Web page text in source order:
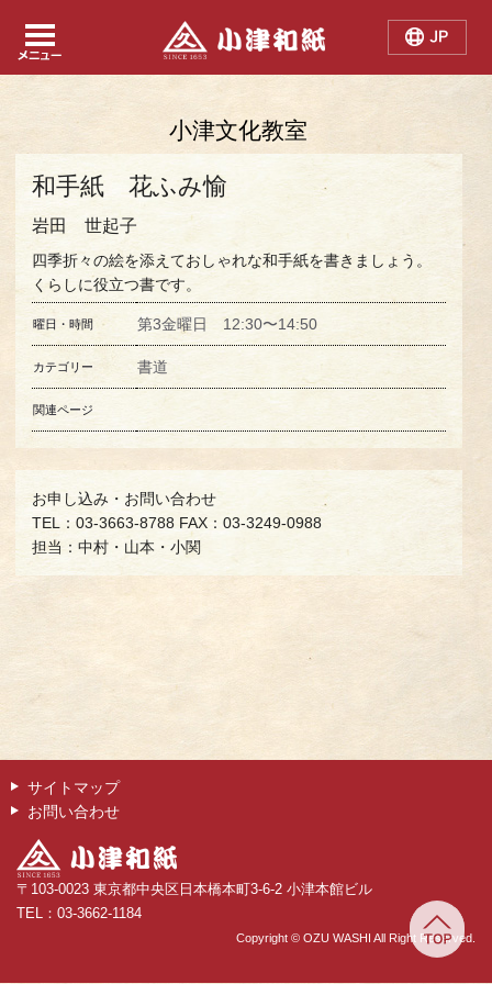
Japanese
English
Chinese
小津文化教室
和手紙 花ふみ愉
岩田 世起子
四季折々の絵を添えておしゃれな和手紙を書きましょう。
くらしに役立つ書です。
曜日・時間 第3金曜日 12:30〜14:50
カテゴリー 書道
関連ページ
お申し込み・お問い合わせ
TEL：03-3663-8788 FAX：03-3249-0988
担当：中村・山本・小関
サイトマップ
お問い合わせ
〒103-0023 東京都中央区日本橋本町3-6-2 小津本館ビル
TEL：03-3662-1184
Copyright © OZU WASHI All Right Reserved.